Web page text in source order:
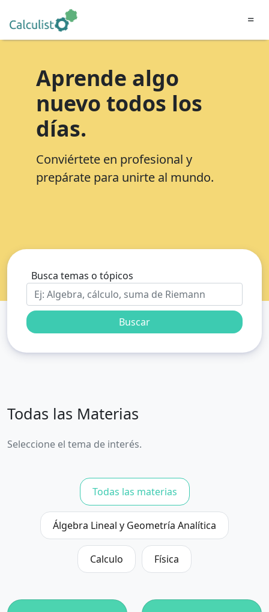
=
Aprende algo
nuevo todos los
días.
Conviértete en profesional y
prepárate para unirte al mundo.
Busca temas o tópicos
Buscar
Todas las Materias
Seleccione el tema de interés.
Todas las materias
Álgebra Lineal y Geometría Analítica
Calculo Física